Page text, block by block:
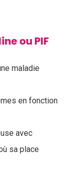
ou PIF
maladie
en fonction
avec
sa place